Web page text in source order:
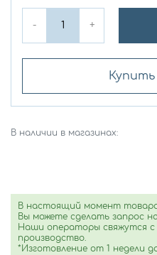
- +
Купить
В наличии в магазинах:
В настоящий момент
Вы можете сделать запрос
Наши операторы свяжутся с
производство.
*Изготовление от 1 недели